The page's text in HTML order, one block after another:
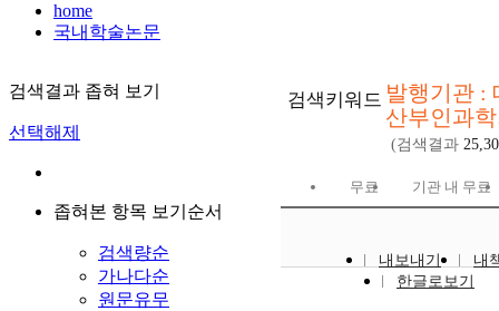
home
국내학술논문
검색결과 좁혀 보기
선택해제
좁혀본 항목 보기순서
검색량순
가나다순
원문유무
검색키워드 발행기관 :
산부인과
(검색결과
무료 기관 내 무료
내보내기
내
한글로보기